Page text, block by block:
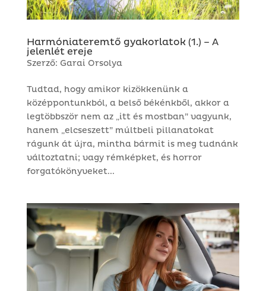
Harmóniateremtő gyakorlatok (1.) – A
jelenlét ereje
Szerző: Garai Orsolya
Tudtad, hogy amikor kizökkenünk a
középpontunkból, a belső békénkből, akkor a
legtöbbször nem az „itt és mostban” vagyunk,
hanem „elcseszett” múltbeli pillanatokat
rágunk át újra, mintha bármit is meg tudnánk
változtatni; vagy rémképket, és horror
forgatókönyveket...